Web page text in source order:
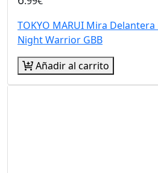
TOKYO MARUI Mira
Night Warrior GBB
Añadir al carrito